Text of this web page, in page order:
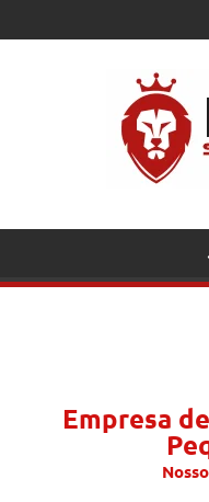
Empresa